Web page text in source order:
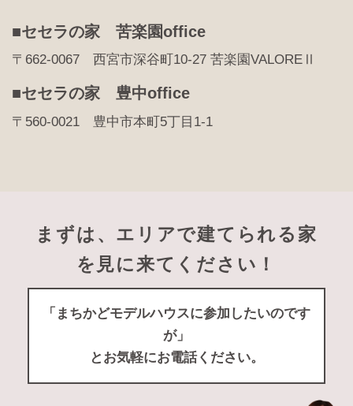
■セセラの家 苦楽園office
〒662-0067 西宮市深谷町10-27 苦楽園VALOREⅡ
■セセラの家 豊中office
〒560-0021 豊中市本町5丁目1-1
まずは、エリアで建てられる家
を見に来てください！
「まちかどモデルハウスに参加したいのです
が」
とお気軽にお電話ください。